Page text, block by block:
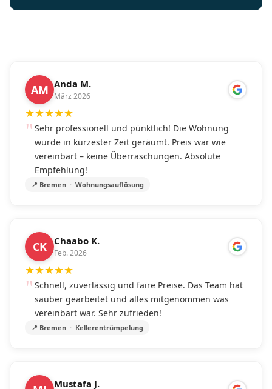
AM Anda M.
März 2026
★★★★★
Sehr professionell und pünktlich! Die Wohnung
wurde in kürzester Zeit geräumt. Preis war wie
vereinbart – keine Überraschungen. Absolute
Empfehlung!
📍 Bremen · Wohnungsauflösung
CK Chaabo K.
Feb. 2026
★★★★★
Schnell, zuverlässig und faire Preise. Das Team hat
sauber gearbeitet und alles mitgenommen was
vereinbart war. Sehr zufrieden!
📍 Bremen · Kellerentrümpelung
Mustafa J.